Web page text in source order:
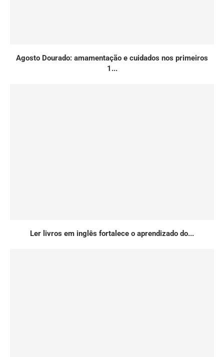
Agosto Dourado: amamentação e cuidados nos primeiros
1...
Ler livros em inglês fortalece o aprendizado do...